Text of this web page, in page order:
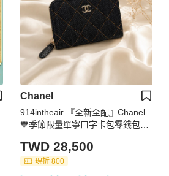
Chanel
914intheair 『全新全配』Chanel
💙季節限量單寧ㄇ字卡包零錢包卡
TWD 28,500
現折 800